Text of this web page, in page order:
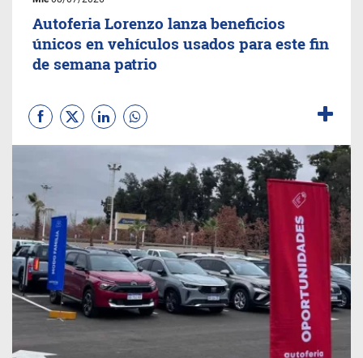
Autoferia Lorenzo lanza beneficios
únicos en vehículos usados para este fin
de semana patrio